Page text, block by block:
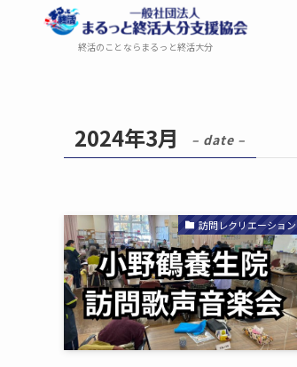
終活のことならまるっと終活大分
2024年3月 – date –
訪問レクリエーション